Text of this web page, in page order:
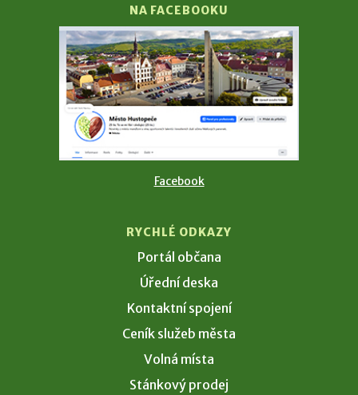
NA FACEBOOKU
Facebook
RYCHLÉ ODKAZY
Portál občana
Úřední deska
Kontaktní spojení
Ceník služeb města
Volná místa
Stánkový prodej